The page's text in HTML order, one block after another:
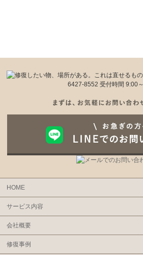
HOME
サービス内容
会社概要
修復事例